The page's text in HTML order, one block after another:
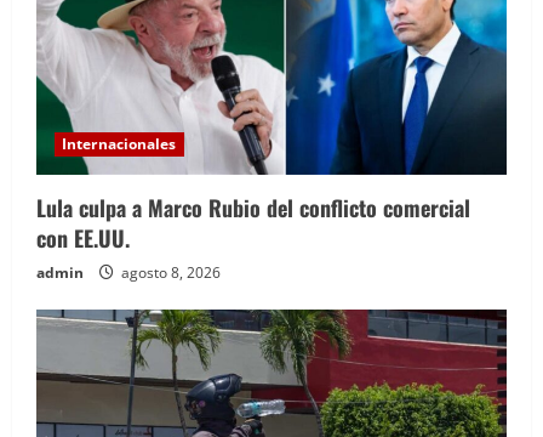
Internacionales
Lula culpa a Marco Rubio del conflicto comercial
con EE.UU.
admin agosto 8, 2026